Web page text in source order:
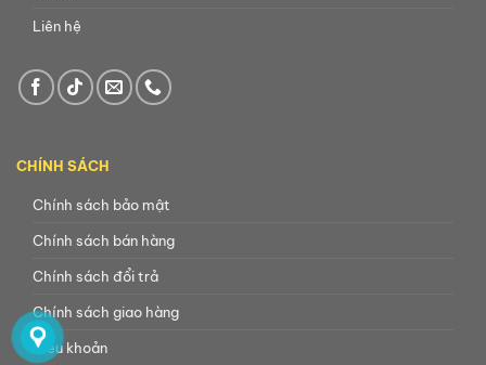
Liên hệ
CHÍNH SÁCH
Chính sách bảo mật
Chính sách bán hàng
Chính sách đổi trả
Chính sách giao hàng
Điều khoản